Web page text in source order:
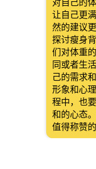
让自己更
然的建议
探讨瘦身
们对体重
同或者生
己的需求
形象和心
程中，也
和的心态
值得称赞